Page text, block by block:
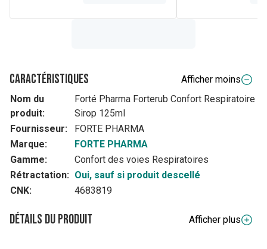
Caractéristiques
Afficher moins
Nom du
produit:
Forté Pharma Forterub Confort Respiratoire
Sirop 125ml
Fournisseur:
FORTE PHARMA
Marque:
FORTE PHARMA
Gamme:
Confort des voies Respiratoires
Rétractation: Oui, sauf si produit descellé
CNK:
4683819
Détails du produit
Afficher plus